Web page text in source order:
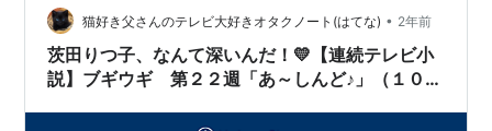
猫好き父さんのテレビ大好きオタクノート(はてな) • 2年前
茨田りつ子、なんて深いんだ！💛【連続テレビ小
説】ブギウギ 第２２週「あ～しんど♪」（１０